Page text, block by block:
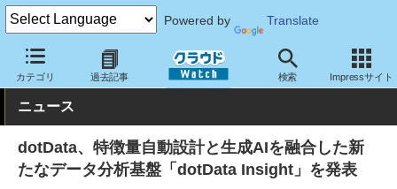
Powered by Translate
カテゴリ 過去記事 検索 Impressサイト
クラウド Watch サービス・ソフト ソフトウェア 分析
ニュース
dotData、特徴量自動設計と生成AIを融合した新
たなデータ分析基盤「dotData Insight」を発表